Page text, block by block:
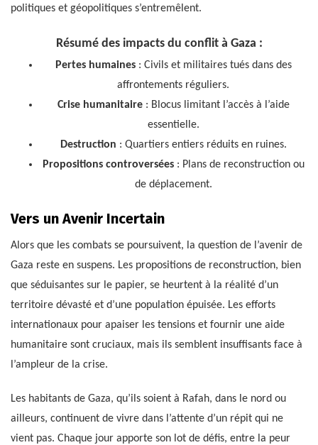
politiques et géopolitiques s’entremêlent.
Résumé des impacts du conflit à Gaza :
Pertes humaines: Civils et militaires tués dans des
affrontements réguliers.
Crise humanitaire: Blocus limitant l’accès à l’aide
essentielle.
Destruction : Quartiers entiers réduits en ruines.
Propositions controversées: Plans de reconstruction ou
de déplacement.
Vers un Avenir Incertain
Alors que les combats se poursuivent, la question de l’avenir de
Gaza reste en suspens. Les propositions de reconstruction, bien
que séduisantes sur le papier, se heurtent à la réalité d’un
territoire dévasté et d’une population épuisée. Les efforts
internationaux pour apaiser les tensions et fournir une aide
humanitaire sont cruciaux, mais ils semblent insuffisants face à
l’ampleur de la crise.
Les habitants de Gaza, qu’ils soient à Rafah, dans le nord ou
ailleurs, continuent de vivre dans l’attente d’un répit qui ne
vient pas. Chaque jour apporte son lot de défis, entre la peur